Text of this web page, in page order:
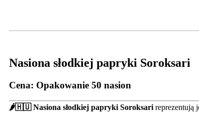
Nasiona słodkiej papryki Soroksari
Cena: Opakowanie 50 nasion
🌶️🇭🇺Nasiona słodkiej papryki Soroksari reprezentują